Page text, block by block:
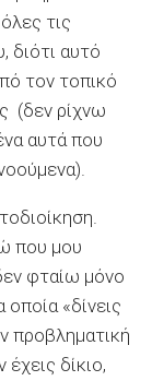
τις
διότι αυτό
τον τοπικό
(δεν ρίχνω
αυτά που
που μου
φταίω μόνο
«δίνεις
προβληματική
δίκιο,